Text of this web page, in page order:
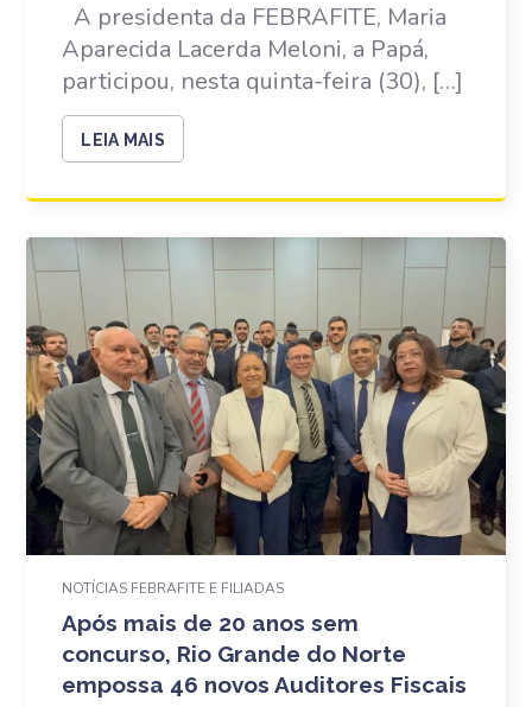
A presidenta da FEBRAFITE, Maria
Aparecida Lacerda Meloni, a Papá,
participou, nesta quinta-feira (30), […]
LEIA MAIS
NOTÍCIAS FEBRAFITE E FILIADAS
Após mais de 20 anos sem
concurso, Rio Grande do Norte
empossa 46 novos Auditores Fiscais